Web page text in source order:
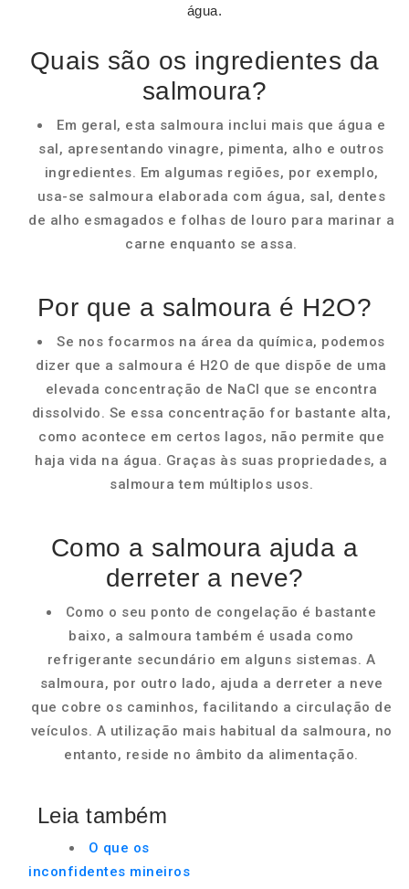
água.
Quais são os ingredientes da
salmoura?
Em geral, esta salmoura inclui mais que água e
sal, apresentando vinagre, pimenta, alho e outros
ingredientes. Em algumas regiões, por exemplo,
usa-se salmoura elaborada com água, sal, dentes
de alho esmagados e folhas de louro para marinar a
carne enquanto se assa.
Por que a salmoura é H2O?
Se nos focarmos na área da química, podemos
dizer que a salmoura é H2O de que dispõe de uma
elevada concentração de NaCl que se encontra
dissolvido. Se essa concentração for bastante alta,
como acontece em certos lagos, não permite que
haja vida na água. Graças às suas propriedades, a
salmoura tem múltiplos usos.
Como a salmoura ajuda a
derreter a neve?
Como o seu ponto de congelação é bastante
baixo, a salmoura também é usada como
refrigerante secundário em alguns sistemas. A
salmoura, por outro lado, ajuda a derreter a neve
que cobre os caminhos, facilitando a circulação de
veículos. A utilização mais habitual da salmoura, no
entanto, reside no âmbito da alimentação.
Leia também
O que os
inconfidentes mineiros